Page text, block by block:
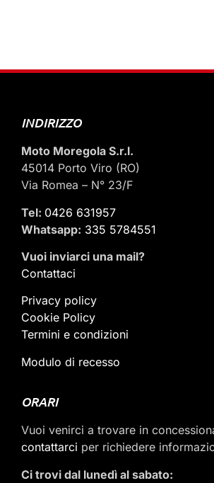
INDIRIZZO
Moto Moregola S.r.l.
45014 Porto Viro (RO)
Via Romea – N° 23/F
Tel: 0426 631957
Whatsapp: 335 5784551
Vuoi inviarci una mail?
Contattaci
Privacy policy
Cookie Policy
Termini e condizioni
Modulo di recesso
ORARI
Vuoi venirci a trovare in
contattarci per richiedere
Ci trovi dal lunedì al sabato: